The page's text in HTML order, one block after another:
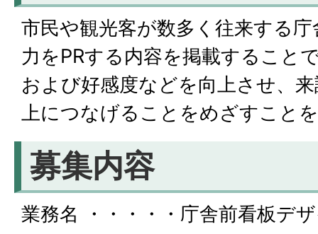
市民や観光客が数多く往来する
力をPRする内容を掲載すること
および好感度などを向上させ、
上につなげることをめざすこと
募集内容
業務名 ・・・・・庁舎前看板デ